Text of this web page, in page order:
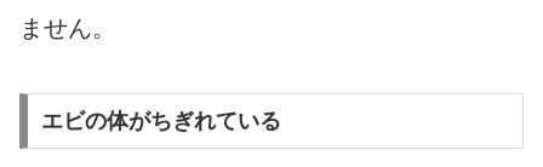
ません。
エビの体がちぎれている